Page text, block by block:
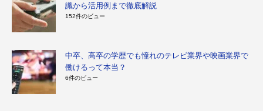
識から活用例まで徹底解説
152件のビュー
中卒、高卒の学歴でも憧れのテレビ業界や映画業界で
働けるって本当？
6件のビュー